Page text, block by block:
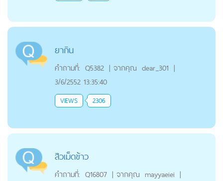
ยากิน
คำถามที่: Q5382 | จากคุณ dear_301 |
3/6/2552 13:35:40
VIEWS 2306
สิวเม็ดข้าว
คำถามที่: Q16807 | จากคุณ mayyaeiei |